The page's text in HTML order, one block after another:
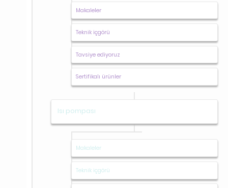
Makaleler
Teknik içgörü
Tavsiye ediyoruz
Sertifikalı ürünler
Isı pompası
Makaleler
Teknik içgörü